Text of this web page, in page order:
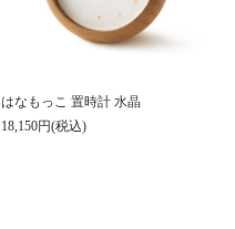
はなもっこ 置時計 水晶
18,150円(税込)